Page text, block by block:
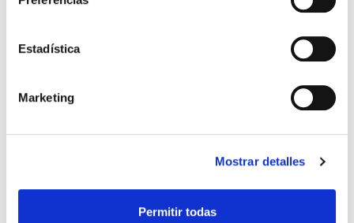
Estadística
Marketing
Mostrar detalles
Permitir todas
Iluminação dinâmica da Câmara
Municipal de Pilas (Sevilla)
ILUMINAÇÃO ARQUITETÓNICA
LED PAD AVANT RGBW